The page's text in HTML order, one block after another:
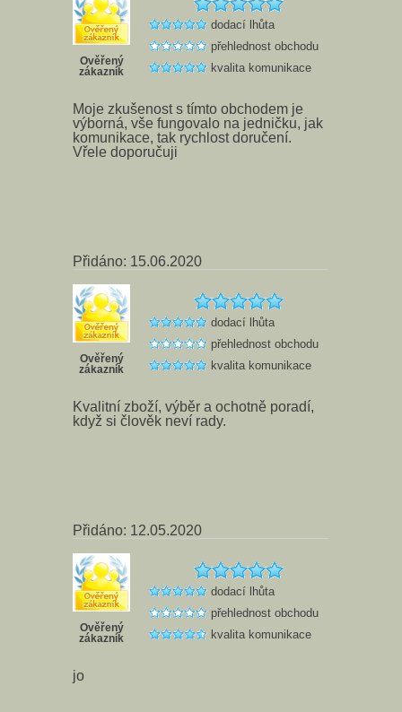
Ověřený
zákazník
dodací lhůta
přehlednost obchodu
kvalita komunikace
Moje zkušenost s tímto obchodem je
výborná, vše fungovalo na jedničku, jak
komunikace, tak rychlost doručení.
Vřele doporučuji
Přidáno: 15.06.2020
Ověřený
zákazník
dodací lhůta
přehlednost obchodu
kvalita komunikace
Kvalitní zboží, výběr a ochotně poradí,
když si člověk neví rady.
Přidáno: 12.05.2020
Ověřený
zákazník
dodací lhůta
přehlednost obchodu
kvalita komunikace
jo